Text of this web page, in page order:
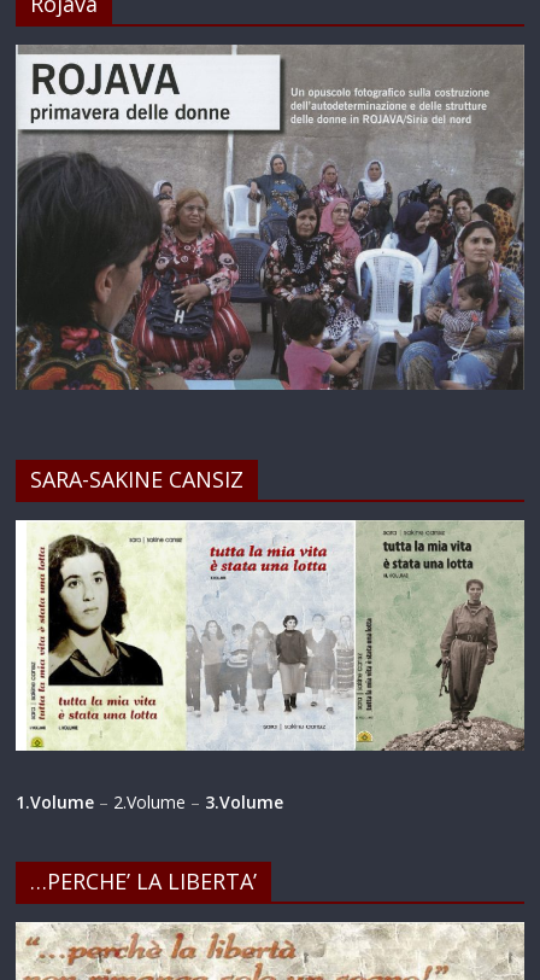
SARA-SAKINE CANSIZ
1.Volume – 2.Volume – 3.Volume
…PERCHE’ LA LIBERTA’